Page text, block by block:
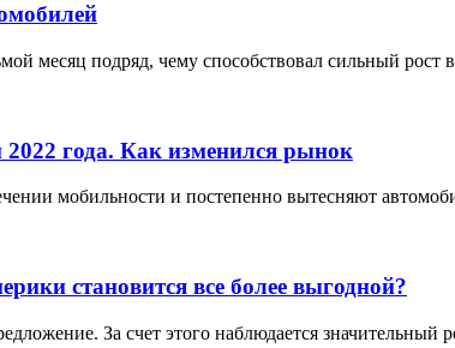
месяц подряд, чему способствовал сильный
года. Как изменился рынок
мобильности и постепенно вытесняют
становится все более выгодной?
За счет этого наблюдается